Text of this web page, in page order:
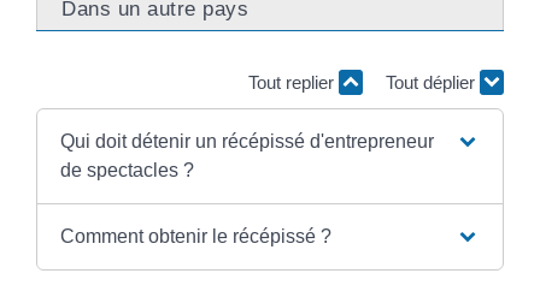
Dans un autre pays
Tout replier Tout déplier
Qui doit détenir un récépissé d'entrepreneur
de spectacles ?
Comment obtenir le récépissé ?